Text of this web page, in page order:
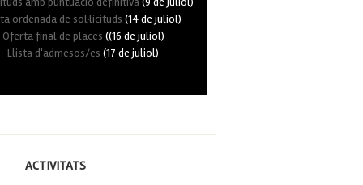
ordenada de sol·licituds (14 de juliol)
Oferta final de places ((16 de juliol)
Llista d'admesos/es (17 de juliol)
ACTIVITATS